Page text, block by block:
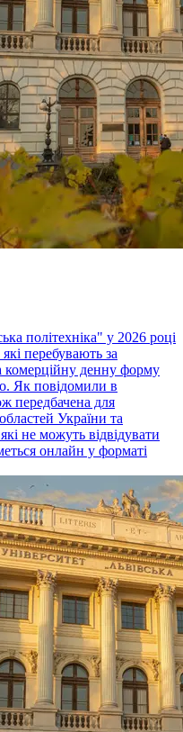
політехніка" у 2026 році
перебувають за
комерційну денну форму
Як повідомили в
передбачена для
України та
не можуть відвідувати
онлайн у форматі